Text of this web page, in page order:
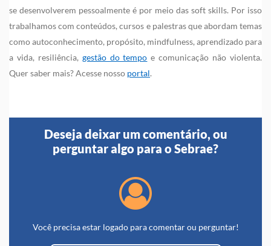
se desenvolverem pessoalmente é por meio das soft skills. Por isso
trabalhamos com conteúdos, cursos e palestras que abordam temas
como autoconhecimento, propósito, mindfulness, aprendizado para
a vida, resiliência, gestão do tempo e comunicação não violenta.
Quer saber mais? Acesse nosso portal.
Deseja deixar um comentário, ou
perguntar algo para o Sebrae?
Você precisa estar logado para comentar ou perguntar!